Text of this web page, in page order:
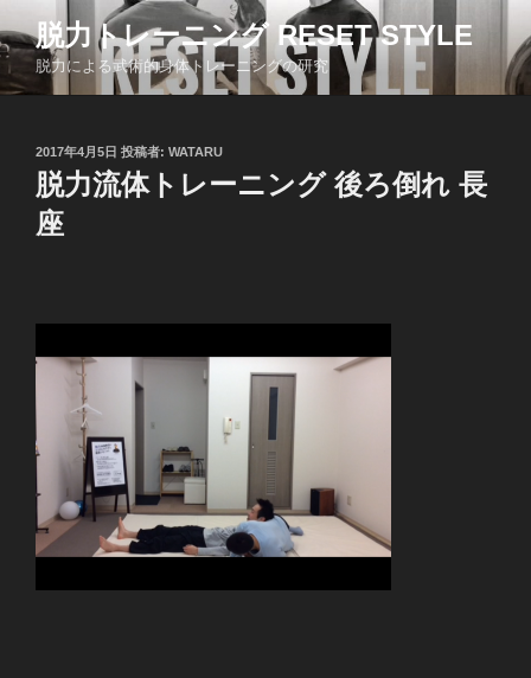
ン
テ
ン
脱力トレーニング RESET STYLE
脱力による武術的身体トレーニングの研究
投
稿
日:
2017年4月5日 投稿者: WATARU
脱力流体トレーニング 後ろ倒れ 長
座